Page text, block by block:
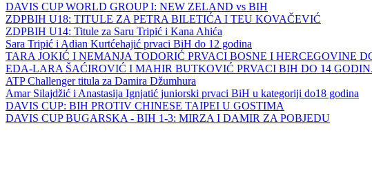
DAVIS CUP WORLD GROUP I: NEW ZELAND vs BIH
ZDPBIH U18: TITULE ZA PETRA BILETIĆA I TEU KOVAČEVIĆ
ZDPBIH U14: Titule za Saru Tripić i Kana Ahića
Sara Tripić i Adian Kurtćehajić prvaci BiH do 12 godina
TARA JOKIĆ I NEMANJA TODORIĆ PRVACI BOSNE I HERCEGOVINE
EDA-LARA ŠAĆIROVIĆ I MAHIR BUTKOVIĆ PRVACI BIH DO 14
ATP Challenger titula za Damira Džumhura
Amar Silajdžić i Anastasija Ignjatić juniorski prvaci BiH u kategoriji do18 godina
DAVIS CUP: BIH PROTIV CHINESE TAIPEI U GOSTIMA
DAVIS CUP BUGARSKA - BIH 1-3: MIRZA I DAMIR ZA POBJEDU